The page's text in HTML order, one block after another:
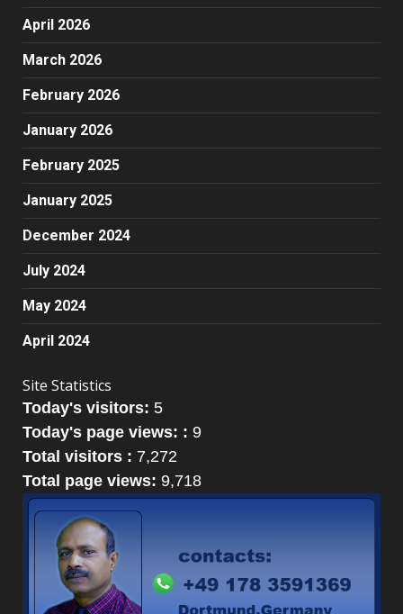
April 2026
March 2026
February 2026
January 2026
February 2025
January 2025
December 2024
July 2024
May 2024
April 2024
Site Statistics
Today's visitors: 5
Today's page views: : 9
Total visitors : 7,272
Total page views: 9,718